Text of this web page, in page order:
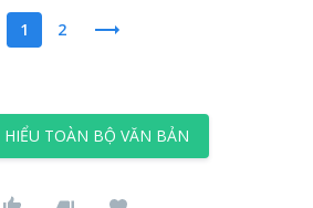
1 2
HIỂU TOÀN BỘ VĂN BẢN